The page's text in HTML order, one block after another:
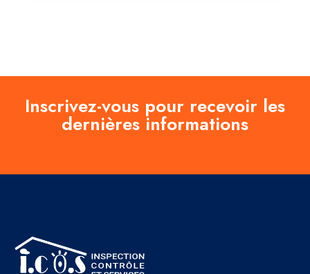
Inscrivez-vous pour recevoir les
dernières informations